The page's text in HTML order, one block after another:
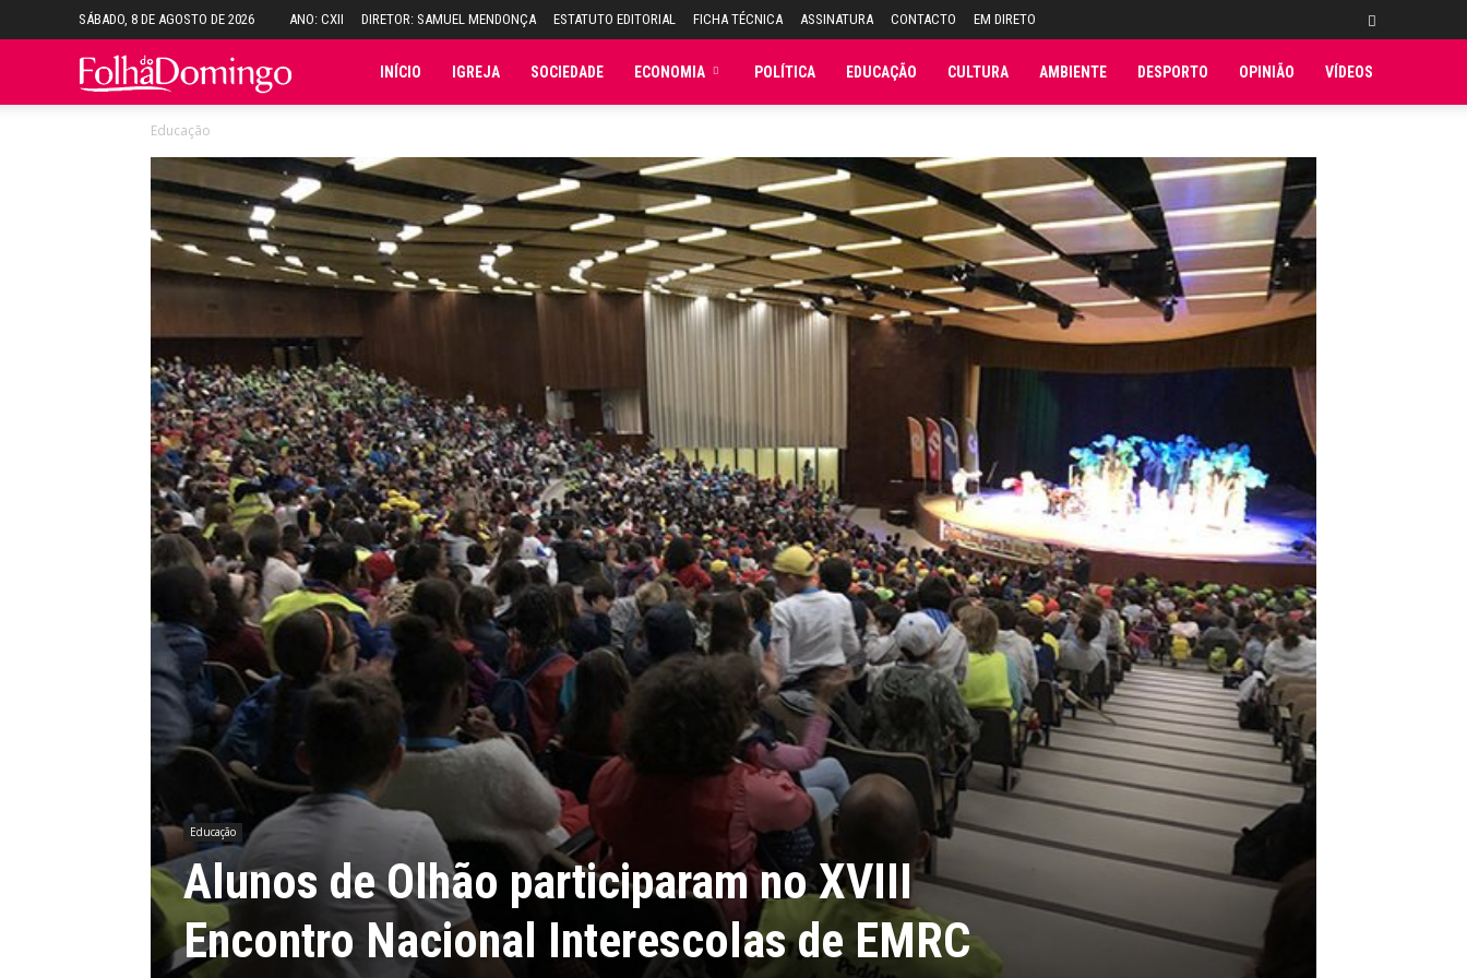
SÁBADO, 8 DE AGOSTO DE 2026 ANO: CXII DIRETOR: SAMUEL MENDONÇA ESTATUTO EDITORIAL FICHA TÉCNICA ASSINATURA CONTACTO EM DIRETO
Folha
Domingo
INÍCIO IGREJA SOCIEDADE ECONOMIA POLÍTICA EDUCAÇÃO CULTURA AMBIENTE DESPORTO OPINIÃO VÍDEOS
Educação
Educação
Alunos de Olhão participaram no XVIII
Encontro Nacional Interescolas de EMRC